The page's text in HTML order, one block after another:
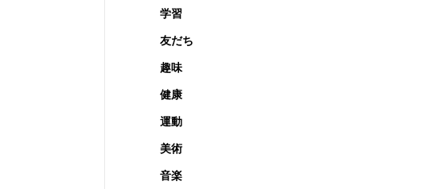
学習
友だち
趣味
健康
運動
美術
音楽